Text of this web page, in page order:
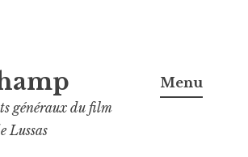
généraux du film
Lussas
Menu